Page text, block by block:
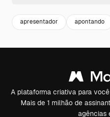
apresentador apontando
A plataforma criativa para
Mais de 1 milhão de
agências